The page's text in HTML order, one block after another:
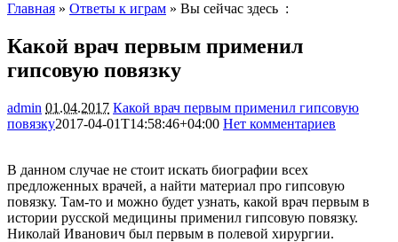
Главная » Ответы к играм » Вы сейчас здесь :
Какой врач первым применил
гипсовую повязку
admin 01.04.2017 Какой врач первым применил гипсовую
повязку2017-04-01T14:58:46+04:00 Нет комментариев
В данном случае не стоит искать биографии всех
предложенных врачей, а найти материал про гипсовую
повязку. Там-то и можно будет узнать, какой врач первым в
истории русской медицины применил гипсовую повязку.
Николай Иванович был первым в полевой хирургии.